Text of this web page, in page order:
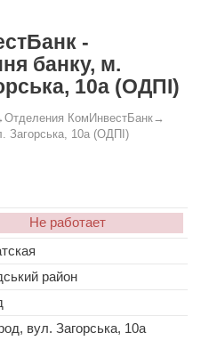
-
банку, м.
10а (ОДПІ)
Отделения КомИнвестБанк→
Загорська, 10а (ОДПІ)
Не работает
район
вул. Загорська, 10а